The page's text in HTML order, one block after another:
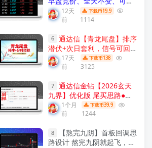
测历史！源码开放，永久使
用！【众筹指标系列】
12天
前
下载币19.9
1114
6 通达信【青龙尾盘】排序
潜伏+次日套利，信号可回
看，超短策略！专为尾盘排
序定制！实现“今买明卖”的
列】
17天
前
下载币138
3125
7 通达信金钻【2026玄天
九界】优化版 尾买思路●阴
线擒妖 聚焦尾盘阴线买入
次日出场的T+1短线策略副
标系列】
1个月
前
下载币39.9
1244
8
【熬完九阴】首板回调思
路设计 熬完九阴就起飞，短